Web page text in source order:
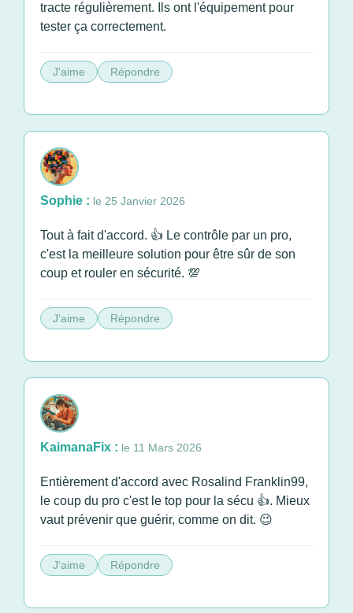
tracte régulièrement. Ils ont l'équipement pour
tester ça correctement.
J'aime Répondre
Sophie : le 25 Janvier 2026
Tout à fait d'accord. 👍 Le contrôle par un pro,
c'est la meilleure solution pour être sûr de son
coup et rouler en sécurité. 💯
J'aime Répondre
KaimanaFix : le 11 Mars 2026
Entièrement d'accord avec Rosalind Franklin99,
le coup du pro c'est le top pour la sécu 👍. Mieux
vaut prévenir que guérir, comme on dit. 😉
J'aime Répondre